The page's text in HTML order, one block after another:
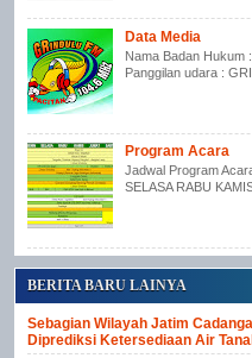
Data Media
Nama Badan Hukum
Panggilan udara :
Program Acara
Jadwal Program
SELASA RABU
BERITA BARU LAINYA
Sebagian Wilayah Jatim
Diprediksi Ketersediaan Air